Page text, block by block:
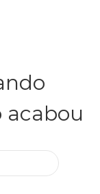
acabou